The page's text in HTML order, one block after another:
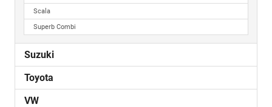
Scala
Superb Combi
Suzuki
Toyota
VW